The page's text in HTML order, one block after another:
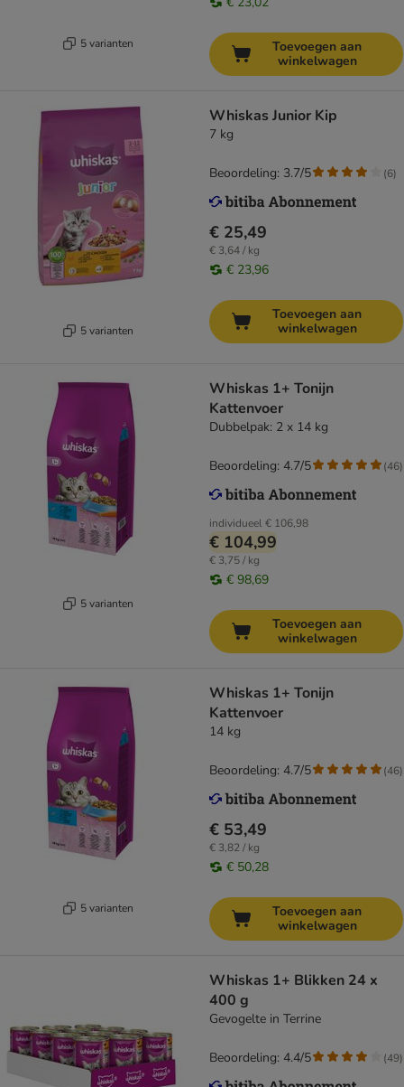
5 varianten
Toevoegen aan
winkelwagen
5 varianten
Whiskas Junior Kip
7 kg
€ 25,49
€ 3,64 / kg
€ 23,96
Beoordeling: 3.7/5 (6)
Toevoegen aan
winkelwagen
5 varianten
Whiskas 1+ Tonijn
Kattenvoer
Dubbelpak: 2 x 14 kg
individueel€ 106,98
€ 104,99
€ 3,75 / kg
€ 98,69
Beoordeling: 4.7/5 (46)
Toevoegen aan
winkelwagen
5 varianten
Whiskas 1+ Tonijn
Kattenvoer
14 kg
€ 53,49
€ 3,82 / kg
€ 50,28
Beoordeling: 4.7/5 (46)
Toevoegen aan
winkelwagen
Whiskas 1+ Blikken 24 x
400 g
Gevogelte in Terrine
Beoordeling: 4.4/5 (49)